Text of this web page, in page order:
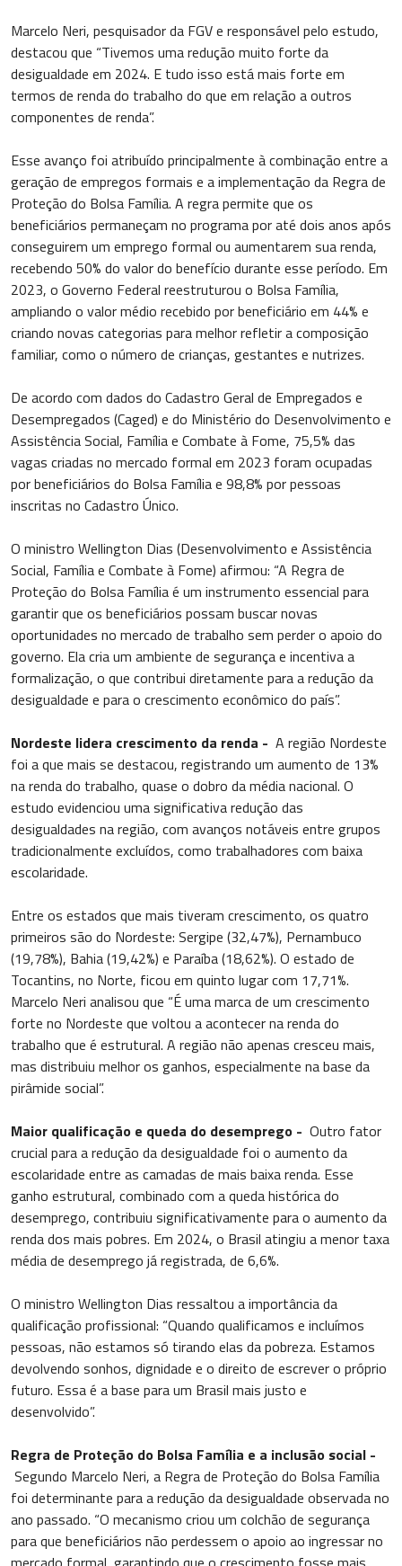
Marcelo Neri, pesquisador da FGV e responsável pelo estudo,
destacou que “Tivemos uma redução muito forte da
desigualdade em 2024. E tudo isso está mais forte em
termos de renda do trabalho do que em relação a outros
componentes de renda”.
Esse avanço foi atribuído principalmente à combinação entre a
geração de empregos formais e a implementação da Regra de
Proteção do Bolsa Família. A regra permite que os
beneficiários permaneçam no programa por até dois anos após
conseguirem um emprego formal ou aumentarem sua renda,
recebendo 50% do valor do benefício durante esse período. Em
2023, o Governo Federal reestruturou o Bolsa Família,
ampliando o valor médio recebido por beneficiário em 44% e
criando novas categorias para melhor refletir a composição
familiar, como o número de crianças, gestantes e nutrizes.
De acordo com dados do Cadastro Geral de Empregados e
Desempregados (Caged) e do Ministério do Desenvolvimento e
Assistência Social, Família e Combate à Fome, 75,5% das
vagas criadas no mercado formal em 2023 foram ocupadas
por beneficiários do Bolsa Família e 98,8% por pessoas
inscritas no Cadastro Único.
O ministro Wellington Dias (Desenvolvimento e Assistência
Social, Família e Combate à Fome) afirmou: “A Regra de
Proteção do Bolsa Família é um instrumento essencial para
garantir que os beneficiários possam buscar novas
oportunidades no mercado de trabalho sem perder o apoio do
governo. Ela cria um ambiente de segurança e incentiva a
formalização, o que contribui diretamente para a redução da
desigualdade e para o crescimento econômico do país”.
Nordeste lidera crescimento da renda - A região Nordeste
foi a que mais se destacou, registrando um aumento de 13%
na renda do trabalho, quase o dobro da média nacional. O
estudo evidenciou uma significativa redução das
desigualdades na região, com avanços notáveis entre grupos
tradicionalmente excluídos, como trabalhadores com baixa
escolaridade.
Entre os estados que mais tiveram crescimento, os quatro
primeiros são do Nordeste: Sergipe (32,47%), Pernambuco
(19,78%), Bahia (19,42%) e Paraíba (18,62%). O estado de
Tocantins, no Norte, ficou em quinto lugar com 17,71%.
Marcelo Neri analisou que “É uma marca de um crescimento
forte no Nordeste que voltou a acontecer na renda do
trabalho que é estrutural. A região não apenas cresceu mais,
mas distribuiu melhor os ganhos, especialmente na base da
pirâmide social”.
Maior qualificação e queda do desemprego - Outro fator
crucial para a redução da desigualdade foi o aumento da
escolaridade entre as camadas de mais baixa renda. Esse
ganho estrutural, combinado com a queda histórica do
desemprego, contribuiu significativamente para o aumento da
renda dos mais pobres. Em 2024, o Brasil atingiu a menor taxa
média de desemprego já registrada, de 6,6%.
O ministro Wellington Dias ressaltou a importância da
qualificação profissional: “Quando qualificamos e incluímos
pessoas, não estamos só tirando elas da pobreza. Estamos
devolvendo sonhos, dignidade e o direito de escrever o próprio
futuro. Essa é a base para um Brasil mais justo e
desenvolvido”.
Regra de Proteção do Bolsa Família e a inclusão social -
Segundo Marcelo Neri, a Regra de Proteção do Bolsa Família
foi determinante para a redução da desigualdade observada no
ano passado. “O mecanismo criou um colchão de segurança
para que beneficiários não perdessem o apoio ao ingressar no